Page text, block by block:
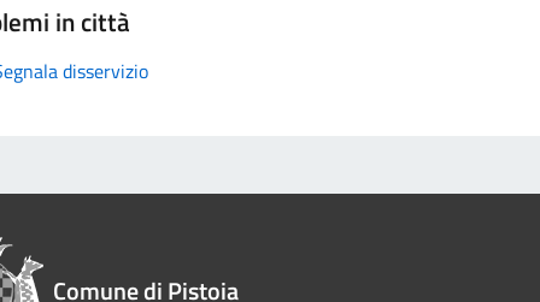
in città
disservizio
Comune di Pistoia